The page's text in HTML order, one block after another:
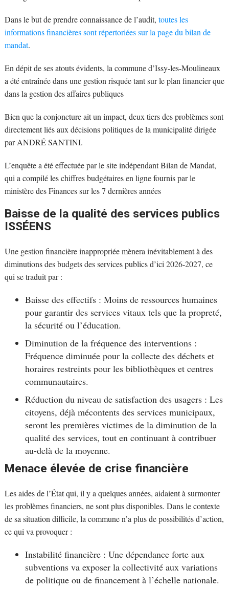
Dans le but de prendre connaissance de l’audit, toutes les
informations financières sont répertoriées sur la page du bilan de
mandat.
En dépit de ses atouts évidents, la commune d’Issy-les-Moulineaux
a été entraînée dans une gestion risquée tant sur le plan financier que
dans la gestion des affaires publiques
Bien que la conjoncture ait un impact, deux tiers des problèmes sont
directement liés aux décisions politiques de la municipalité dirigée
par ANDRÉ SANTINI.
L’enquête a été effectuée par le site indépendant Bilan de Mandat,
qui a compilé les chiffres budgétaires en ligne fournis par le
ministère des Finances sur les 7 dernières années
Baisse de la qualité des services publics
ISSÉENS
Une gestion financière inappropriée mènera inévitablement à des
diminutions des budgets des services publics d’ici 2026-2027, ce
qui se traduit par :
Baisse des effectifs : Moins de ressources humaines
pour garantir des services vitaux tels que la propreté,
la sécurité ou l’éducation.
Diminution de la fréquence des interventions :
Fréquence diminuée pour la collecte des déchets et
horaires restreints pour les bibliothèques et centres
communautaires.
Réduction du niveau de satisfaction des usagers : Les
citoyens, déjà mécontents des services municipaux,
seront les premières victimes de la diminution de la
qualité des services, tout en continuant à contribuer
au-delà de la moyenne.
Menace élevée de crise financière
Les aides de l’État qui, il y a quelques années, aidaient à surmonter
les problèmes financiers, ne sont plus disponibles. Dans le contexte
de sa situation difficile, la commune n’a plus de possibilités d’action,
ce qui va provoquer :
Instabilité financière : Une dépendance forte aux
subventions va exposer la collectivité aux variations
de politique ou de financement à l’échelle nationale.